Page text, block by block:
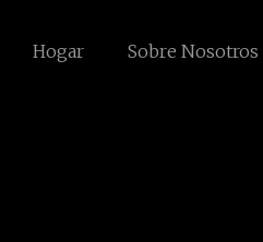
Hogar Sobre Nosotros